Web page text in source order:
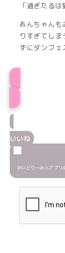
「過ぎたる
あんちゃんも
りすぎてし
ずにダンフェ
いいね
めいどりーみんアプリ